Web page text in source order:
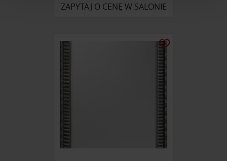
i reklam, aby oferować funkcje społecznościowe i
społecznościowym, reklamowym i analitycznym.
Partnerzy mogą połączyć te informacje z innymi danymi
otrzymanymi od Ciebie lub uzyskanymi podczas
korzystania z ich usług.
ZAPYTAJ O CENĘ W SALONIE